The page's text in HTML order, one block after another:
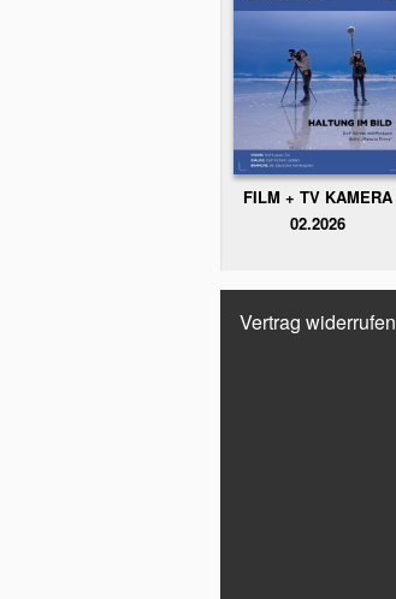
FILM + TV KAMERA
02.2026
Vertrag widerrufen